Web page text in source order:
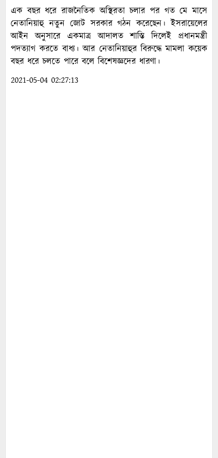
এক বছর ধরে রাজনৈতিক অস্থিরতা চলার পর গত মে মাসে
নেতানিয়াহু নতুন জোট সরকার গঠন করেছেন। ইসরায়েলের
আইন অনুসারে একমাত্র আদালত শাস্তি দিলেই প্রধানমন্ত্রী
পদত্যাগ করতে বাধ্য। আর নেতানিয়াহুর বিরুদ্ধে মামলা কয়েক
বছর ধরে চলতে পারে বলে বিশেষজ্ঞদের ধারণা।
2021-05-04 02:27:13